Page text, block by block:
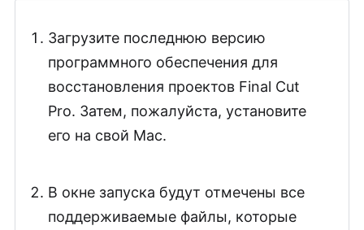
Загрузите последнюю версию
программного обеспечения для
восстановления проектов Final Cut
Pro. Затем, пожалуйста, установите
его на свой Mac.
В окне запуска будут отмечены все
поддерживаемые файлы, которые